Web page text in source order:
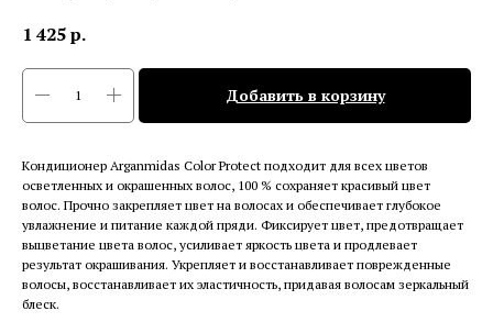
1 425р.
Добавить в корзину
Кондиционер Arganmidas Color Protect подходит для всех цветов
осветленных и окрашенных волос, 100 % сохраняет красивый цвет
волос. Прочно закрепляет цвет на волосах и обеспечивает глубокое
увлажнение и питание каждой пряди. Фиксирует цвет, предотвращает
выцветание цвета волос, усиливает яркость цвета и продлевает
результат окрашивания. Укрепляет и восстанавливает поврежденные
волосы, восстанавливает их эластичность, придавая волосам зеркальный
блеск.